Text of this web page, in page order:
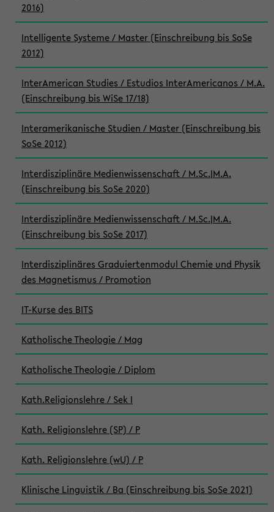
2016)
Intelligente Systeme / Master (Einschreibung bis SoSe
2012)
InterAmerican Studies / Estudios InterAmericanos / M.A.
(Einschreibung bis WiSe 17/18)
Interamerikanische Studien / Master (Einschreibung bis
SoSe 2012)
Interdisziplinäre Medienwissenschaft / M.Sc.|M.A.
(Einschreibung bis SoSe 2020)
Interdisziplinäre Medienwissenschaft / M.Sc.|M.A.
(Einschreibung bis SoSe 2017)
Interdisziplinäres Graduiertenmodul Chemie und Physik
des Magnetismus / Promotion
IT-Kurse des BITS
Katholische Theologie / Mag
Katholische Theologie / Diplom
Kath.Religionslehre / Sek I
Kath. Religionslehre (SP) / P
Kath. Religionslehre (wU) / P
Klinische Linguistik / Ba (Einschreibung bis SoSe 2021)